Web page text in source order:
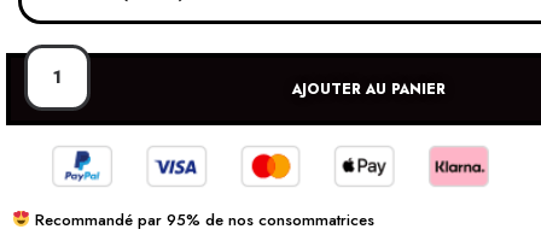
AJOUTER AU PANIER
Recommandé par 95% de nos consommatrices